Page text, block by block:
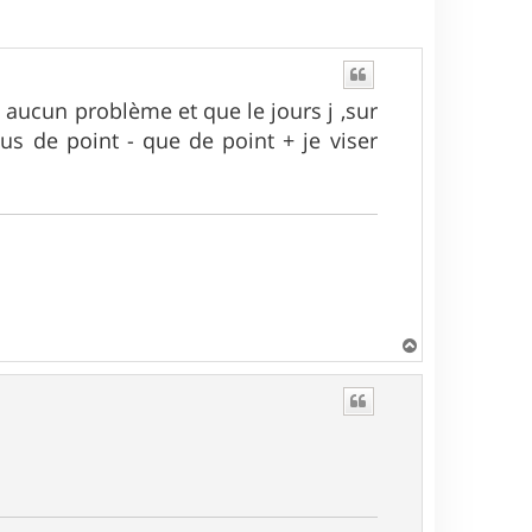
problème et que le jours j ,sur
de point - que de point + je viser
a